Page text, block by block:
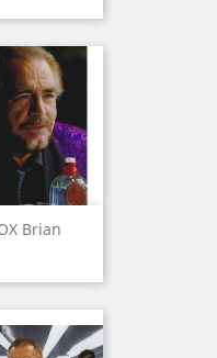
Brian